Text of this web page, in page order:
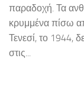
παραδοχή. Τα
κρυμμένα πίσω
Τενεσί, το 1944,
στις...